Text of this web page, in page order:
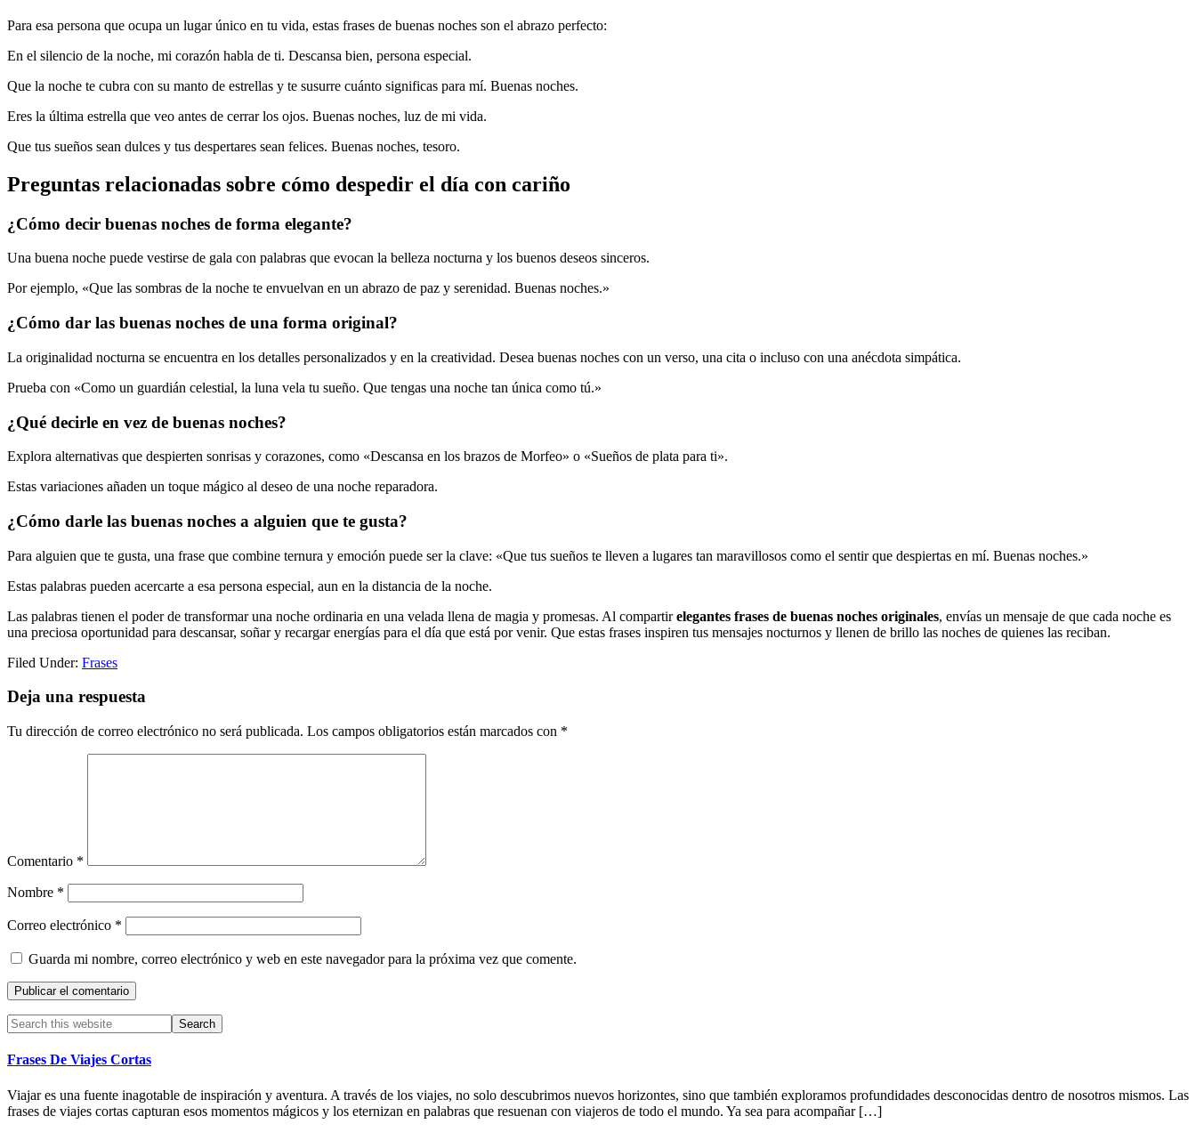
Para esa persona que ocupa un lugar único en tu vida, estas frases de buenas noches son el abrazo perfecto:
En el silencio de la noche, mi corazón habla de ti. Descansa bien, persona especial.
Que la noche te cubra con su manto de estrellas y te susurre cuánto significas para mí. Buenas noches.
Eres la última estrella que veo antes de cerrar los ojos. Buenas noches, luz de mi vida.
Que tus sueños sean dulces y tus despertares sean felices. Buenas noches, tesoro.
Preguntas relacionadas sobre cómo despedir el día con cariño
¿Cómo decir buenas noches de forma elegante?
Una buena noche puede vestirse de gala con palabras que evocan la belleza nocturna y los buenos deseos sinceros.
Por ejemplo, «Que las sombras de la noche te envuelvan en un abrazo de paz y serenidad. Buenas noches.»
¿Cómo dar las buenas noches de una forma original?
La originalidad nocturna se encuentra en los detalles personalizados y en la creatividad. Desea buenas noches con un verso, una cita o incluso con una anécdota simpática.
Prueba con «Como un guardián celestial, la luna vela tu sueño. Que tengas una noche tan única como tú.»
¿Qué decirle en vez de buenas noches?
Explora alternativas que despierten sonrisas y corazones, como «Descansa en los brazos de Morfeo» o «Sueños de plata para ti».
Estas variaciones añaden un toque mágico al deseo de una noche reparadora.
¿Cómo darle las buenas noches a alguien que te gusta?
Para alguien que te gusta, una frase que combine ternura y emoción puede ser la clave: «Que tus sueños te lleven a lugares tan maravillosos como el sentir que despiertas en mí. Buenas noches.»
Estas palabras pueden acercarte a esa persona especial, aun en la distancia de la noche.
Las palabras tienen el poder de transformar una noche ordinaria en una velada llena de magia y promesas. Al compartirelegantes frases de buenas noches originales, envías un mensaje de que cada noche es
una preciosa oportunidad para descansar, soñar y recargar energías para el día que está por venir. Que estas frases inspiren tus mensajes nocturnos y llenen de brillo las noches de quienes las reciban.
Filed Under: Frases
Reader
Interactions
Deja una respuesta
Tu dirección de correo electrónico no será publicada. Los campos obligatorios están marcados con *
Comentario *
Nombre *
Correo electrónico *
Guarda mi nombre, correo electrónico y web en este navegador para la próxima vez que comente.
Primary
Sidebar
Search
this
website
Frases De Viajes Cortas
Viajar es una fuente inagotable de inspiración y aventura. A través de los viajes, no solo descubrimos nuevos horizontes, sino que también exploramos profundidades desconocidas dentro de nosotros mismos. Las
frases de viajes cortas capturan esos momentos mágicos y los eternizan en palabras que resuenan con viajeros de todo el mundo. Ya sea para acompañar […]